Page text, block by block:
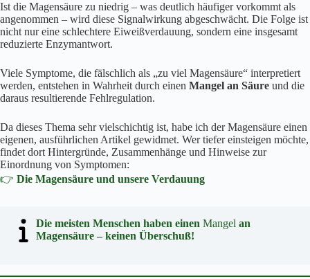
Ist die Magensäure zu niedrig – was deutlich häufiger vorkommt als
angenommen – wird diese Signalwirkung abgeschwächt. Die Folge ist
nicht nur eine schlechtere Eiweißverdauung, sondern eine insgesamt
reduzierte Enzymantwort.
Viele Symptome, die fälschlich als „zu viel Magensäure“ interpretiert
werden, entstehen in Wahrheit durch einen Mangel an Säure und die
daraus resultierende Fehlregulation.
Da dieses Thema sehr vielschichtig ist, habe ich der Magensäure einen
eigenen, ausführlichen Artikel gewidmet. Wer tiefer einsteigen möchte,
findet dort Hintergründe, Zusammenhänge und Hinweise zur
Einordnung von Symptomen:
👉 Die Magensäure und unsere Verdauung
Die meisten Menschen haben einen Mangel an
Magensäure – keinen Überschuß!